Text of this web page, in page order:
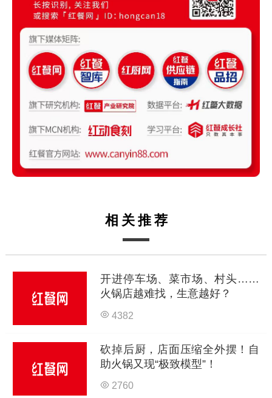
相关推荐
开进停车场、菜市场、村头……
火锅店越难找，生意越好？
4382
砍掉后厨，店面压缩全外摆！自
助火锅又现“极致模型”！
2760